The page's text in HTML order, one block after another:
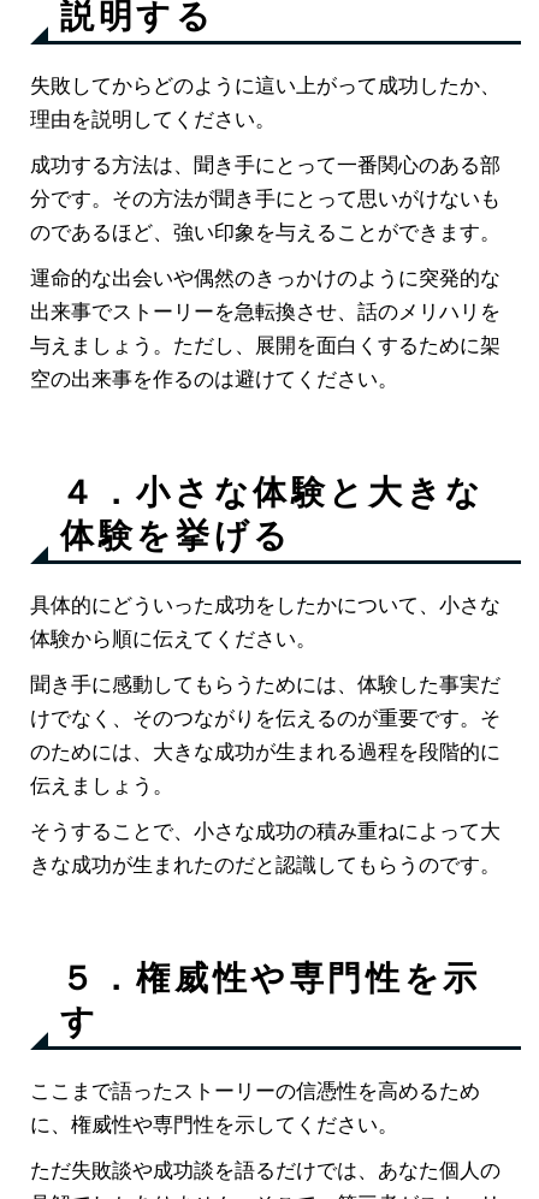
説明する
失敗してからどのように這い上がって成功したか、
理由を説明してください。
成功する方法は、聞き手にとって一番関心のある部
分です。その方法が聞き手にとって思いがけないも
のであるほど、強い印象を与えることができます。
運命的な出会いや偶然のきっかけのように突発的な
出来事でストーリーを急転換させ、話のメリハリを
与えましょう。ただし、展開を面白くするために架
空の出来事を作るのは避けてください。
４．小さな体験と大きな
体験を挙げる
具体的にどういった成功をしたかについて、小さな
体験から順に伝えてください。
聞き手に感動してもらうためには、体験した事実だ
けでなく、そのつながりを伝えるのが重要です。そ
のためには、大きな成功が生まれる過程を段階的に
伝えましょう。
そうすることで、小さな成功の積み重ねによって大
きな成功が生まれたのだと認識してもらうのです。
５．権威性や専門性を示
す
ここまで語ったストーリーの信憑性を高めるため
に、権威性や専門性を示してください。
ただ失敗談や成功談を語るだけでは、あなた個人の